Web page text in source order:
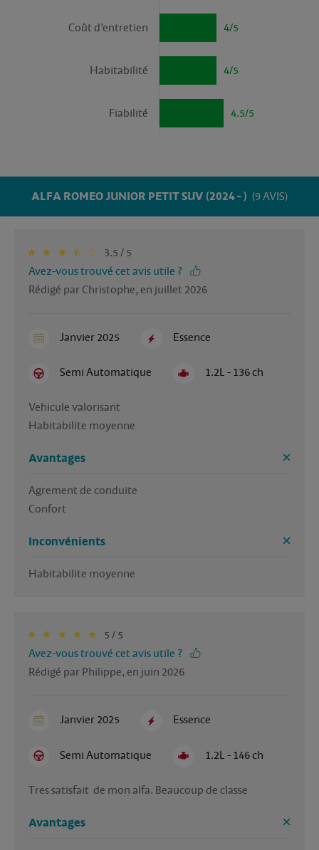
4/5
Coût d’entretien
4/5
Habitabilité
4.5/5
Fiabilité
ALFA ROMEO JUNIOR PETIT SUV (2024 - ) (9 AVIS)
3.5 / 5
Avez-vous trouvé cet avis utile ?
Rédigé par Christophe, en juillet 2026
Janvier 2025 Essence
Semi Automatique 1.2L - 136 ch
Vehicule valorisant
Habitabilite moyenne
Avantages
Agrement de conduite
Confort
Inconvénients
5 / 5
Avez-vous trouvé cet avis utile ?
Rédigé par Philippe, en juin 2026
Janvier 2025 Essence
Semi Automatique 1.2L - 146 ch
Tres satisfait  de mon alfa. Beaucoup de classe
Avantages